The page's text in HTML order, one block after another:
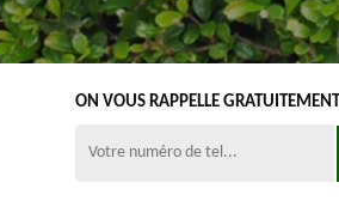
ON VOUS RAPPELLE GRATUITEMENT